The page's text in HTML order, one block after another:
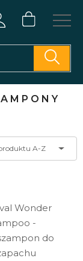
A-Z
Wonder
-
do